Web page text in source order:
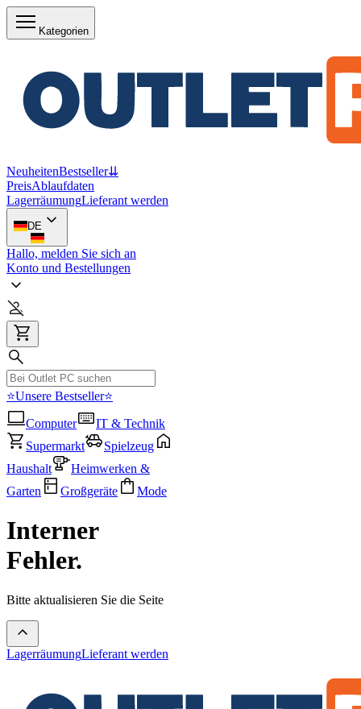
Kategorien
NeuheitenBestseller⇊
PreisAblaufdaten
LagerräumungLieferant werden
DE
Hallo, melden Sie sich an
Konto und Bestellungen
⭐Unsere Bestseller⭐
Computer
IT & Technik
Supermarkt
Spielzeug
Haushalt
Heimwerken &
Garten
Großgeräte Mode
Interner
Fehler.
Bitte aktualisieren Sie die Seite
LagerräumungLieferant werden